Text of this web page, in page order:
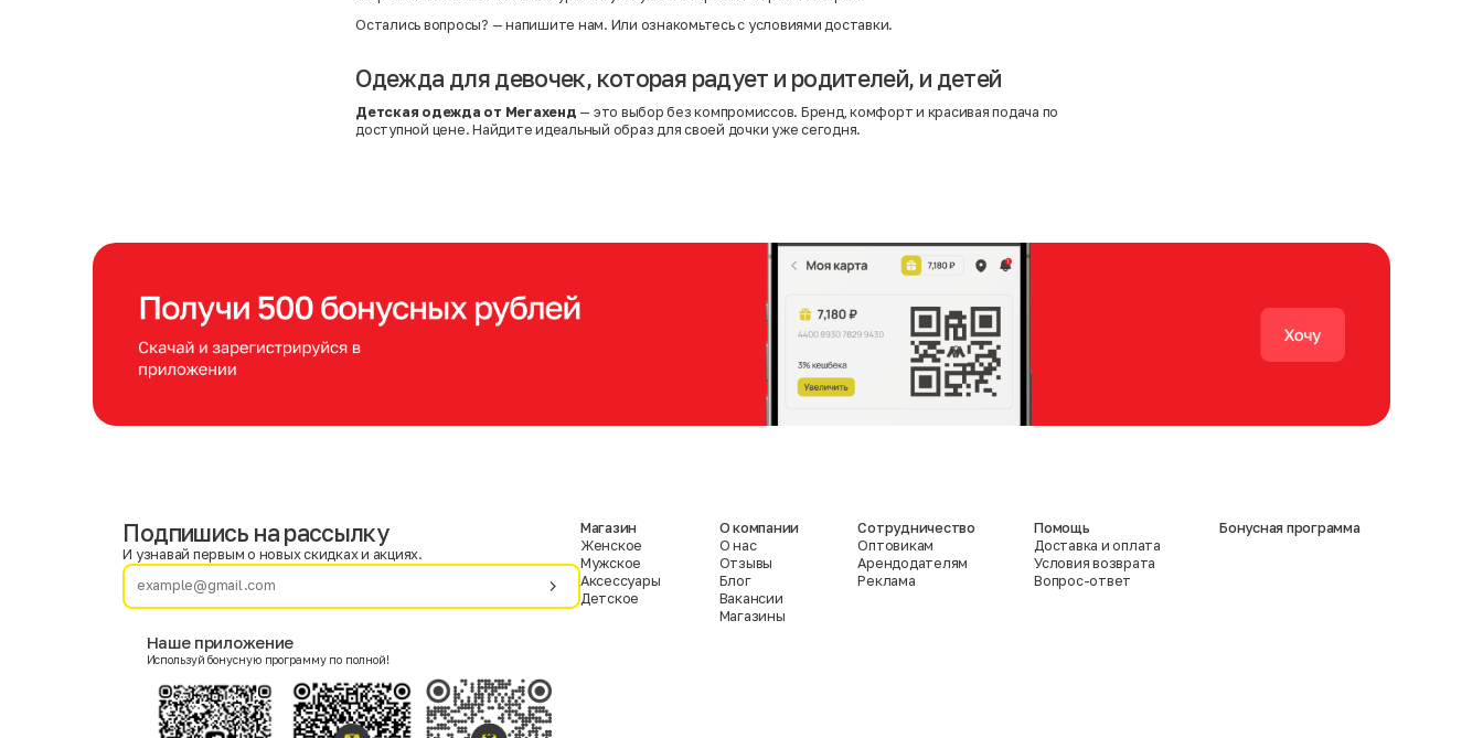
Остались вопросы? — напишите нам. Или ознакомьтесь с условиями доставки.
Одежда для девочек, которая радует и родителей, и детей
Детская одежда от Мегахенд — это выбор без компромиссов. Бренд, комфорт и красивая подача по
доступной цене. Найдите идеальный образ для своей дочки уже сегодня.
Фамилия
Женский
Подпишись на рассылку
И узнавай первым о новых скидках и акциях.
Наше приложение
Используй бонусную программу по полной!
Магазин
Женское
Мужское
Аксессуары
Детское
О компании
О нас
Отзывы
Блог
Вакансии
Магазины
Сотрудничество
Оптовикам
Арендодателям
Реклама
Помощь
Доставка и оплата
Условия возврата
Вопрос-ответ
Бонусная программа